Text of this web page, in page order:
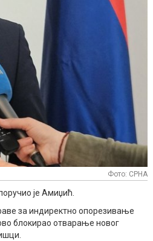
Фото: СРНА
је Амиџић.
за индиректно опорезивање
блокирао отварање новог